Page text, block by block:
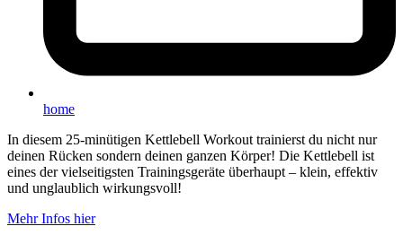
home
In diesem 25-minütigen Kettlebell Workout trainierst du nicht nur
deinen Rücken sondern deinen ganzen Körper! Die Kettlebell ist
eines der vielseitigsten Trainingsgeräte überhaupt – klein, effektiv
und unglaublich wirkungsvoll!
Mehr Infos hier